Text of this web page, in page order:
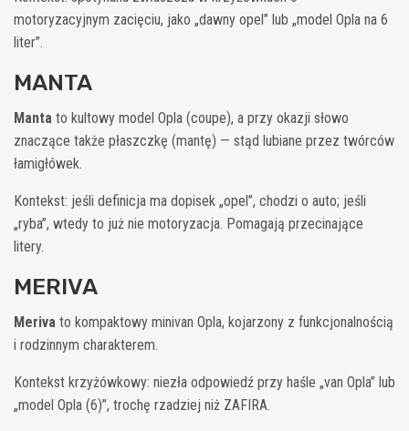
motoryzacyjnym zacięciu, jako „dawny opel” lub „model Opla na 6
liter”.
MANTA
Manta to kultowy model Opla (coupe), a przy okazji słowo
znaczące także płaszczkę (mantę) — stąd lubiane przez twórców
łamigłówek.
Kontekst: jeśli definicja ma dopisek „opel”, chodzi o auto; jeśli
„ryba”, wtedy to już nie motoryzacja. Pomagają przecinające
litery.
MERIVA
Meriva to kompaktowy minivan Opla, kojarzony z funkcjonalnością
i rodzinnym charakterem.
Kontekst krzyżówkowy: niezła odpowiedź przy haśle „van Opla” lub
„model Opla (6)”, trochę rzadziej niż ZAFIRA.